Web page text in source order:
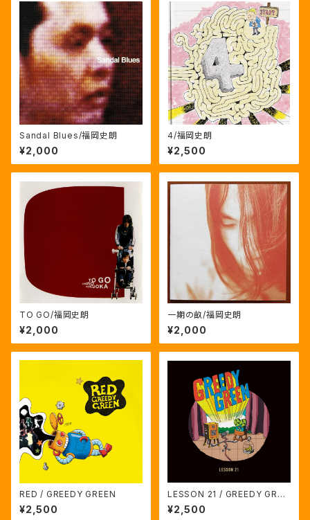
Sandal Blues/福岡史朗
¥2,000
4/福岡史朗
¥2,500
TO GO/福岡史朗
¥2,000
一期の畝/福岡史朗
¥2,000
RED / GREEDY GREEN
¥2,500
LESSON 21 / GREEDY GREE
N
¥2,500